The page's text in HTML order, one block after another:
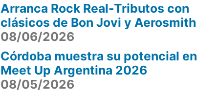
Arranca Rock Real-Tributos con
clásicos de Bon Jovi y Aerosmith
08/06/2026
Córdoba muestra su potencial en
Meet Up Argentina 2026
08/05/2026